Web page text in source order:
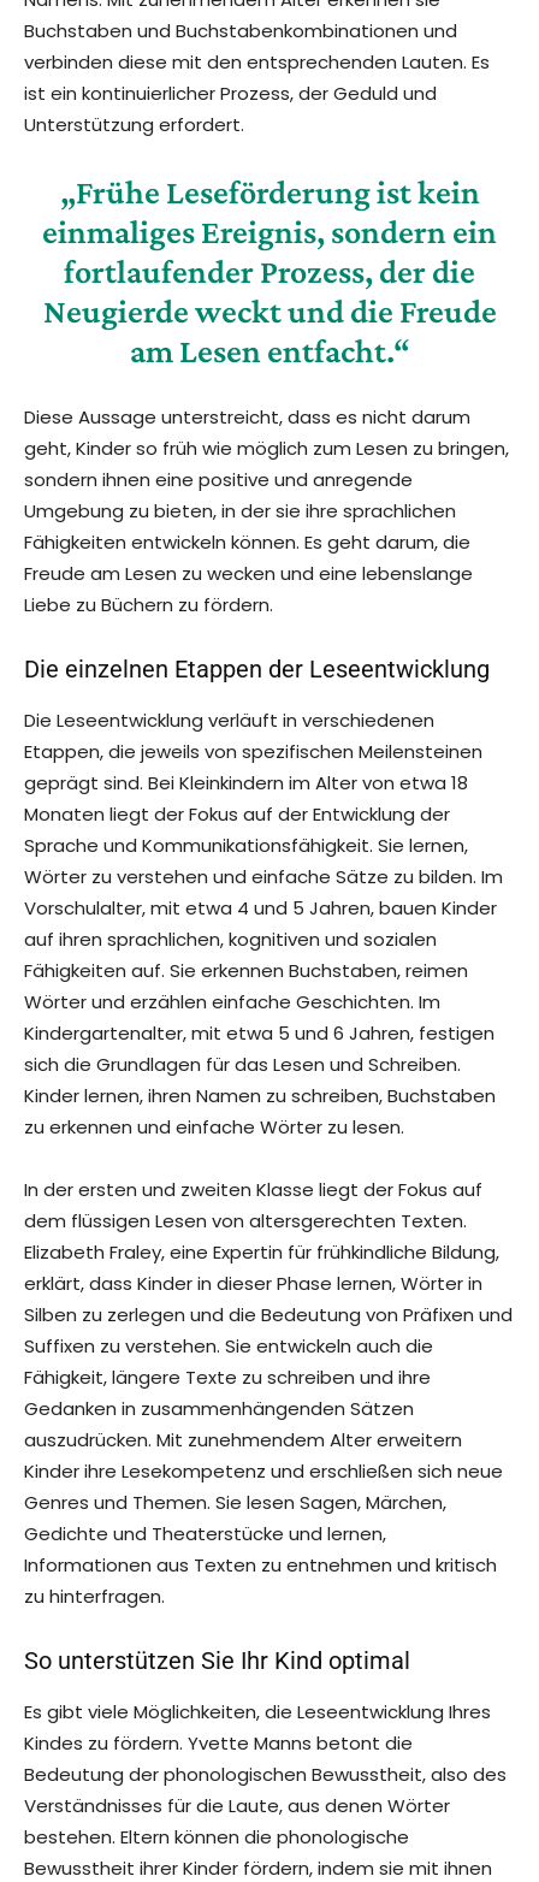
Buchstaben und Buchstabenkombinationen und
verbinden diese mit den entsprechenden Lauten. Es
ist ein kontinuierlicher Prozess, der Geduld und
Unterstützung erfordert.
„Frühe Leseförderung ist kein
einmaliges Ereignis, sondern ein
fortlaufender Prozess, der die
Neugierde weckt und die Freude
am Lesen entfacht.“
Diese Aussage unterstreicht, dass es nicht darum
geht, Kinder so früh wie möglich zum Lesen zu bringen,
sondern ihnen eine positive und anregende
Umgebung zu bieten, in der sie ihre sprachlichen
Fähigkeiten entwickeln können. Es geht darum, die
Freude am Lesen zu wecken und eine lebenslange
Liebe zu Büchern zu fördern.
Die einzelnen Etappen der Leseentwicklung
Die Leseentwicklung verläuft in verschiedenen
Etappen, die jeweils von spezifischen Meilensteinen
geprägt sind. Bei Kleinkindern im Alter von etwa 18
Monaten liegt der Fokus auf der Entwicklung der
Sprache und Kommunikationsfähigkeit. Sie lernen,
Wörter zu verstehen und einfache Sätze zu bilden. Im
Vorschulalter, mit etwa 4 und 5 Jahren, bauen Kinder
auf ihren sprachlichen, kognitiven und sozialen
Fähigkeiten auf. Sie erkennen Buchstaben, reimen
Wörter und erzählen einfache Geschichten. Im
Kindergartenalter, mit etwa 5 und 6 Jahren, festigen
sich die Grundlagen für das Lesen und Schreiben.
Kinder lernen, ihren Namen zu schreiben, Buchstaben
zu erkennen und einfache Wörter zu lesen.
In der ersten und zweiten Klasse liegt der Fokus auf
dem flüssigen Lesen von altersgerechten Texten.
Elizabeth Fraley, eine Expertin für frühkindliche Bildung,
erklärt, dass Kinder in dieser Phase lernen, Wörter in
Silben zu zerlegen und die Bedeutung von Präfixen und
Suffixen zu verstehen. Sie entwickeln auch die
Fähigkeit, längere Texte zu schreiben und ihre
Gedanken in zusammenhängenden Sätzen
auszudrücken. Mit zunehmendem Alter erweitern
Kinder ihre Lesekompetenz und erschließen sich neue
Genres und Themen. Sie lesen Sagen, Märchen,
Gedichte und Theaterstücke und lernen,
Informationen aus Texten zu entnehmen und kritisch
zu hinterfragen.
So unterstützen Sie Ihr Kind optimal
Es gibt viele Möglichkeiten, die Leseentwicklung Ihres
Kindes zu fördern. Yvette Manns betont die
Bedeutung der phonologischen Bewusstheit, also des
Verständnisses für die Laute, aus denen Wörter
bestehen. Eltern können die phonologische
Bewusstheit ihrer Kinder fördern, indem sie mit ihnen